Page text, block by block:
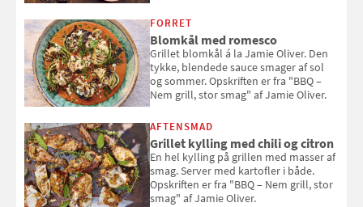
smag" af Jamie Oliver.
FORRET
Blomkål med romesco
Grillet blomkål á la Jamie Oliver. Den
tykke, blendede sauce smager af sol
og sommer. Opskriften er fra "BBQ –
Nem grill, stor smag" af Jamie Oliver.
AFTENSMAD
Grillet kylling med chili og citron
En hel kylling på grillen med masser af
smag. Server med kartofler i både.
Opskriften er fra "BBQ – Nem grill, stor
smag" af Jamie Oliver.